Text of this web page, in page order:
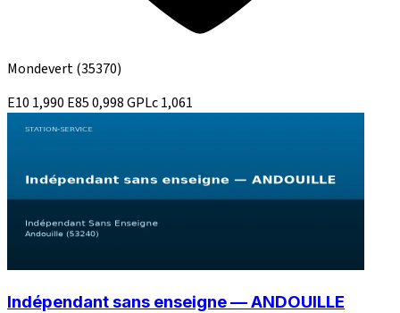
Mondevert(35370)
E10 1,990 E850,998GPLc1,061
Indépendant sans enseigne — ANDOUILLE